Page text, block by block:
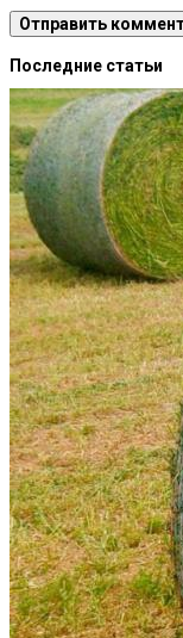
Последние статьи